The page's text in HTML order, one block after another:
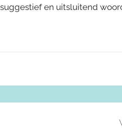
en uitsluitend